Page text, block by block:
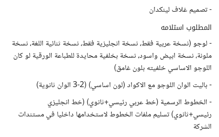
- تصميم غلاف لينكدان
المطلوب استلامه
- لوجو (نسخة عربية فقط، نسخة انجليزية فقط، نسخة ثنائية اللغة، نسخة
ملونة، نسخة ابيض واسود، نسخة بخلفية محايدة للطباعة الورقية لو كان
اللوجو الاساسي خلفيته بلون غامق)
- باليت الوان اللوجو مع الاكواد (لون اساسي) (2-3 الوان ثانوية)
- الخطوط الرسمية (خط عربي رئيسي+ثانوي) (خط انجليزي
رئيسي+ثانوي) تسليم ملفات الخطوط لاستخدامها داخليا في مستندات
الشركة